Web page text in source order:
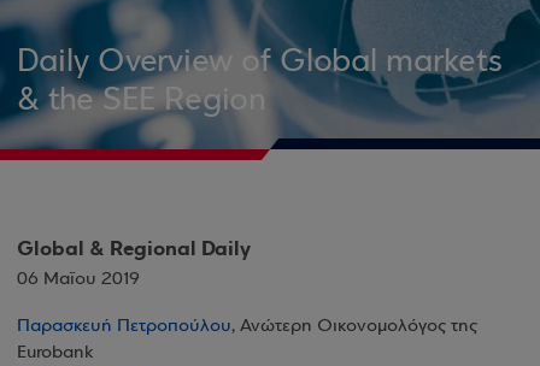
Daily Overview of Global markets
& the SEE Region
Global & Regional Daily
06 Μαΐου 2019
Παρασκευή Πετροπούλου, Ανώτερη Οικονομολόγος της
Eurobank